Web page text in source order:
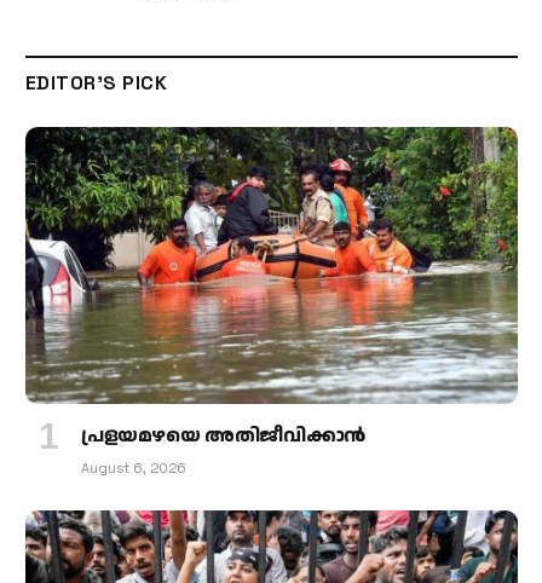
EDITOR'S PICK
പ്രളയമഴയെ അതിജീവിക്കാന്‍
August 6, 2026